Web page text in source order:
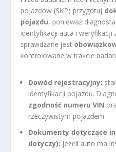
pojazdów (SKP) przygotuj
pojazdu, ponieważ
identyfikacji auta i weryfikacji
sprawdzane jest
kontrolowane w trakcie
Dowód rejestracyjny:
identyfikacji pojazdu.
zgodność numeru VIN
rzeczywistym pojazdem.
Dokumenty dotyczące
dotyczy): jeżeli auto ma